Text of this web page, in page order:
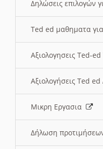
Δηλώσεις επιλογών
Ted ed μαθηματα
Αξιολογησεις Ted-
Αξιολογήσεις Ted
Μικρη Εργασια
Δήλωση